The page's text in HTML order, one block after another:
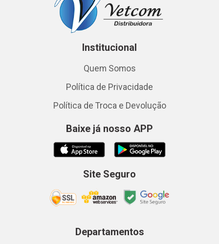
Institucional
Quem Somos
Política de Privacidade
Política de Troca e Devolução
Baixe já nosso APP
Site Seguro
Departamentos